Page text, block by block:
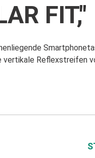
FIT,"
Reflexstreifen